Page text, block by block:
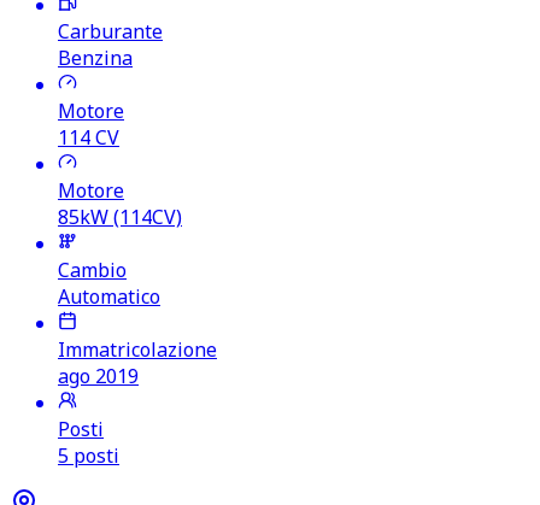
Carburante
Benzina
Motore
114CV
Motore
85kW (114CV)
Cambio
Automatico
Immatricolazione
ago 2019
Posti
5 posti